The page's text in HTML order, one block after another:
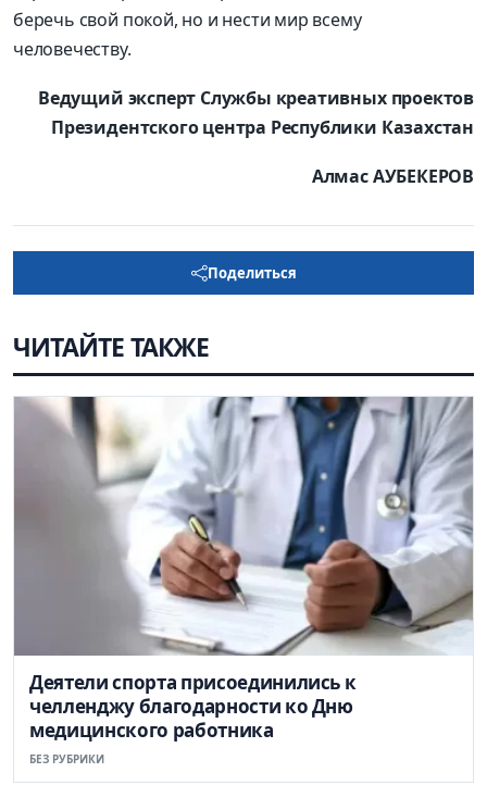
беречь свой покой, но и нести мир всему
человечеству.
Ведущий эксперт Службы креативных проектов
Президентского центра Республики Казахстан
АлмасАУБЕКЕРОВ
Поделиться
ЧИТАЙТЕ ТАКЖЕ
Деятели спорта присоединились к
челленджу благодарности ко Дню
медицинского работника
БЕЗ РУБРИКИ